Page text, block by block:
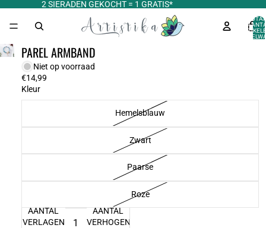
2 SIERADEN GEKOCHT = 1 GRATIS*
PAREL ARMBAND
Niet op voorraad
€14,99
Kleur
Hemelsblauw
Zwart
Paarse
Roze
AANTAL
VERLAGEN
AANTAL
VERHOGEN